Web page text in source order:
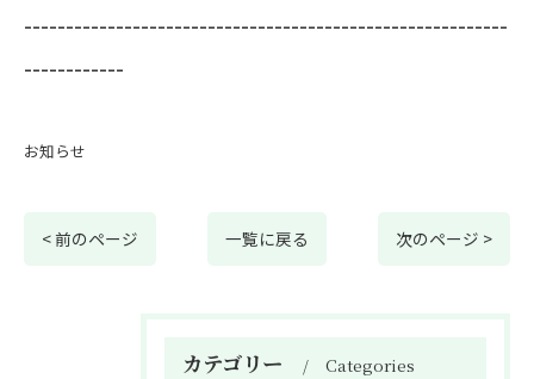
----------------------------------------------------------
------------
お知らせ
< 前のページ 一覧に戻る 次のページ >
カテゴリー Categories